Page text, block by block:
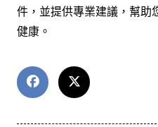
件，並提供專業建議，幫助
健康。